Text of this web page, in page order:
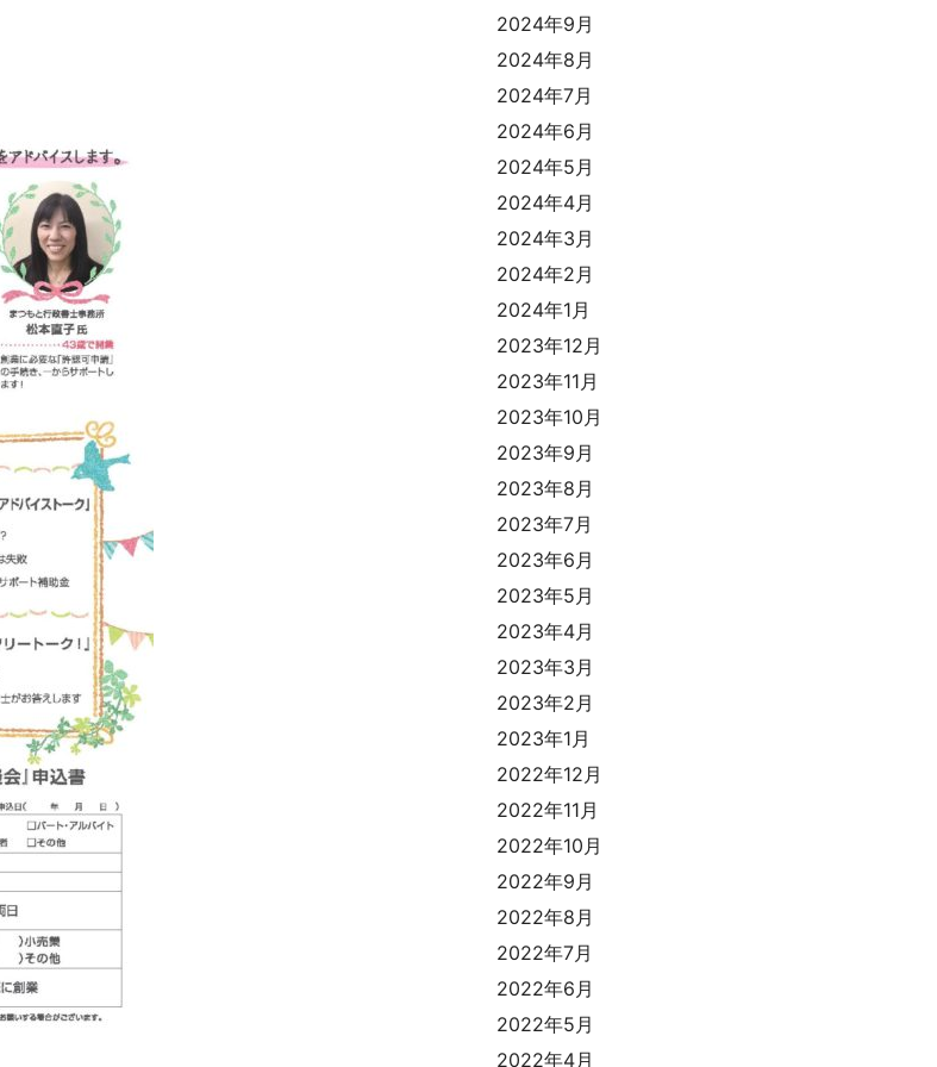
2024年9月
2024年8月
2024年7月
2024年6月
2024年5月
2024年4月
2024年3月
2024年2月
2024年1月
2023年12月
2023年11月
2023年10月
2023年9月
2023年8月
2023年7月
2023年6月
2023年5月
2023年4月
2023年3月
2023年2月
2023年1月
2022年12月
2022年11月
2022年10月
2022年9月
2022年8月
2022年7月
2022年6月
2022年5月
2022年4月